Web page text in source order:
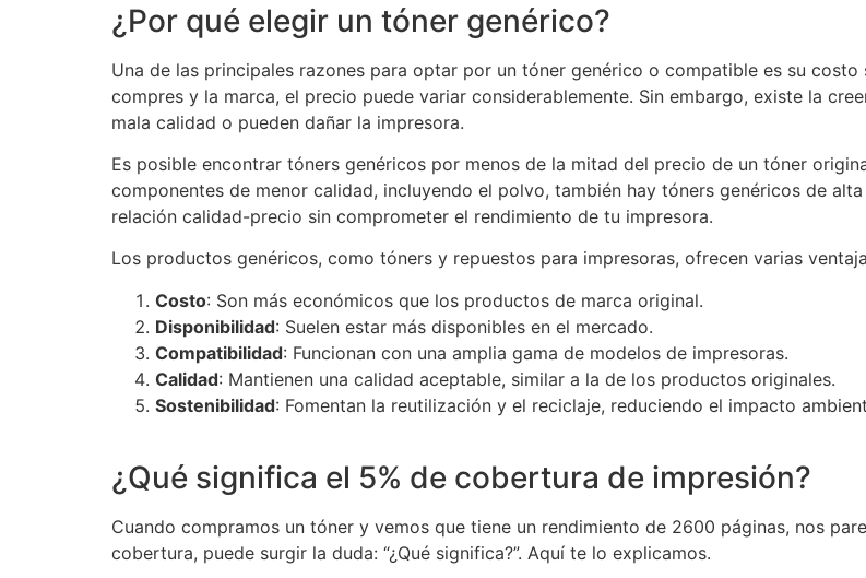
¿Por qué elegir un tóner genérico?
Una de las principales razones para optar por un tóner genérico o compatible es su
compres y la marca, el precio puede variar considerablemente. Sin embargo, existe la
mala calidad o pueden dañar la impresora.
Es posible encontrar tóners genéricos por menos de la mitad del precio de un tóner
componentes de menor calidad, incluyendo el polvo, también hay tóners genéricos de
relación calidad-precio sin comprometer el rendimiento de tu impresora.
Los productos genéricos, como tóners y repuestos para impresoras, ofrecen varias
Costo: Son más económicos que los productos de marca original.
Disponibilidad: Suelen estar más disponibles en el mercado.
Compatibilidad: Funcionan con una amplia gama de modelos de impresoras.
Calidad: Mantienen una calidad aceptable, similar a la de los productos originales.
Sostenibilidad: Fomentan la reutilización y el reciclaje, reduciendo el impacto
¿Qué significa el 5% de cobertura de impresión?
Cuando compramos un tóner y vemos que tiene un rendimiento de 2600 páginas, nos
cobertura, puede surgir la duda: “¿Qué significa?”. Aquí te lo explicamos.